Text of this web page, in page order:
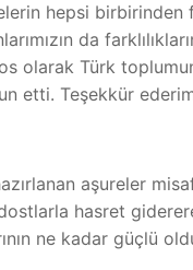
hepsi
da
olarak Türk
etti. Teşekkür
aşureler
hasret
ne kadar güçlü